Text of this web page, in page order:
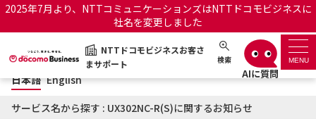
2025年7月より、NTTコミュニケーションズはNTTドコモビジネスに
社名を変更しました
NTTドコモビジネスお客さ
まサポート
検索 MENU
NTTドコモビジネスお客さまサポート 日本語 English
サポートトップ
日本語 English
サービス名から探す : UX302NC-R(S)に関するお知らせ